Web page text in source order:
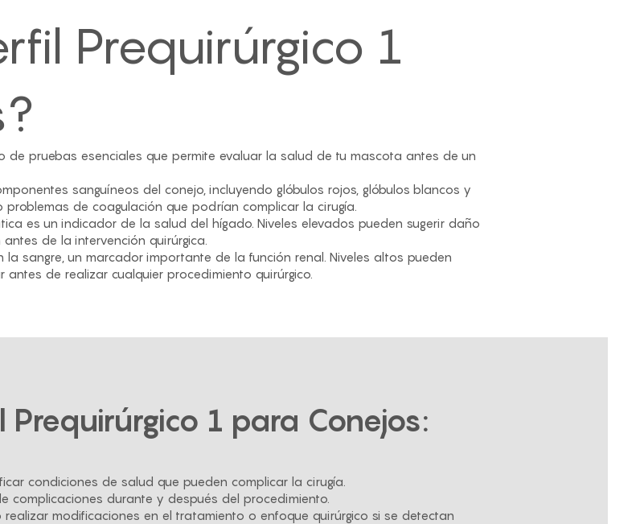
Prequirúrgico 1
de pruebas esenciales que permite evaluar la salud de tu mascota antes de un
sanguíneos del conejo, incluyendo glóbulos rojos, glóbulos blancos y
de coagulación que podrían complicar la cirugía.
es un indicador de la salud del hígado. Niveles elevados pueden sugerir daño
de la intervención quirúrgica.
sangre, un marcador importante de la función renal. Niveles altos pueden
de realizar cualquier procedimiento quirúrgico.
Prequirúrgico 1 para Conejos:
condiciones de salud que pueden complicar la cirugía.
complicaciones durante y después del procedimiento.
realizar modificaciones en el tratamiento o enfoque quirúrgico si se detectan